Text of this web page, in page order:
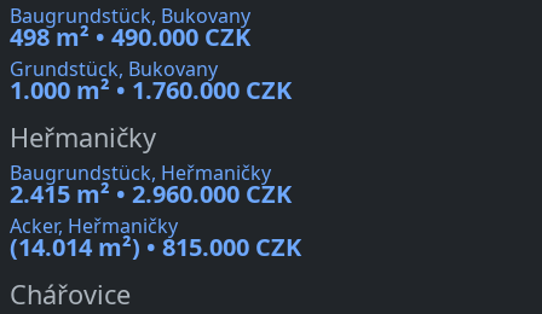
Baugrundstück, Bukovany
498 m² • 490.000 CZK
Grundstück, Bukovany
1.000 m² • 1.760.000 CZK
Heřmaničky
Baugrundstück, Heřmaničky
2.415 m² • 2.960.000 CZK
Acker, Heřmaničky
(14.014 m²) • 815.000 CZK
Chářovice